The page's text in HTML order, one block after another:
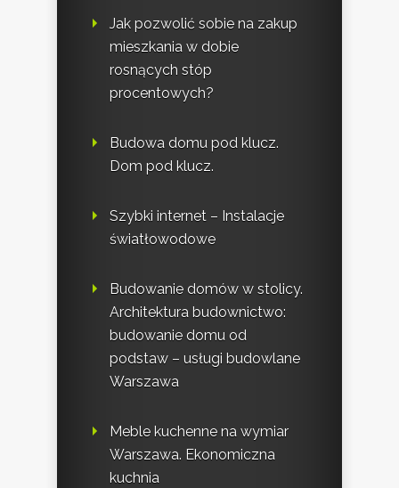
Jak pozwolić sobie na zakup
mieszkania w dobie
rosnących stóp
procentowych?
Budowa domu pod klucz.
Dom pod klucz.
Szybki internet – Instalacje
światłowodowe
Budowanie domów w stolicy.
Architektura budownictwo:
budowanie domu od
podstaw – usługi budowlane
Warszawa
Meble kuchenne na wymiar
Warszawa. Ekonomiczna
kuchnia